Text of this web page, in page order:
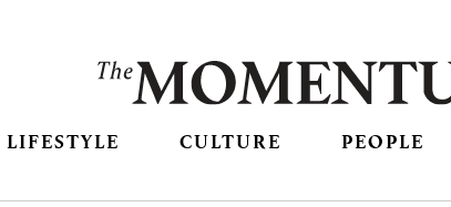
LIFESTYLE CULTURE PEOPLE